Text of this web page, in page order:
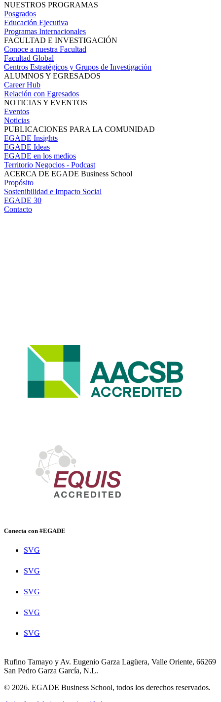
NUESTROS PROGRAMAS
Posgrados
Educación Ejecutiva
Programas Internacionales
FACULTAD E INVESTIGACIÓN
Conoce a nuestra Facultad
Facultad Global
Centros Estratégicos y Grupos de Investigación
ALUMNOS Y EGRESADOS
Career Hub
Relación con Egresados
NOTICIAS Y EVENTOS
Eventos
Noticias
PUBLICACIONES PARA LA COMUNIDAD
EGADE Insights
EGADE Ideas
EGADE en los medios
Territorio Negocios - Podcast
ACERCA DE EGADE Business School
Propósito
Sostenibilidad e Impacto Social
EGADE 30
Contacto
Conecta con #EGADE
SVG
SVG
SVG
SVG
SVG
Rufino Tamayo y Av. Eugenio Garza Lagüera, Valle Oriente, 66269
San Pedro Garza García, N.L.
© 2026. EGADE Business School, todos los derechos reservados.